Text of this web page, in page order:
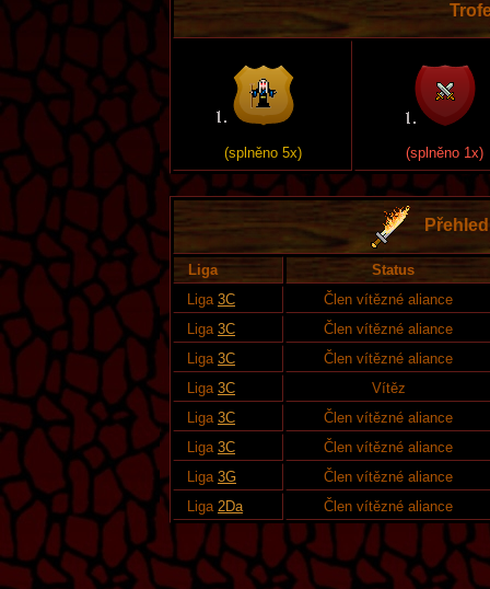
(splněno 5x) (splněno 1x)
Liga
Status
Liga 3C
Člen vítězné aliance
Liga 3C
Člen vítězné aliance
Liga 3C
Člen vítězné aliance
Liga 3C
Vítěz
Liga 3C
Člen vítězné aliance
Liga 3C
Člen vítězné aliance
Liga 3G
Člen vítězné aliance
Liga 2Da Člen vítězné aliance